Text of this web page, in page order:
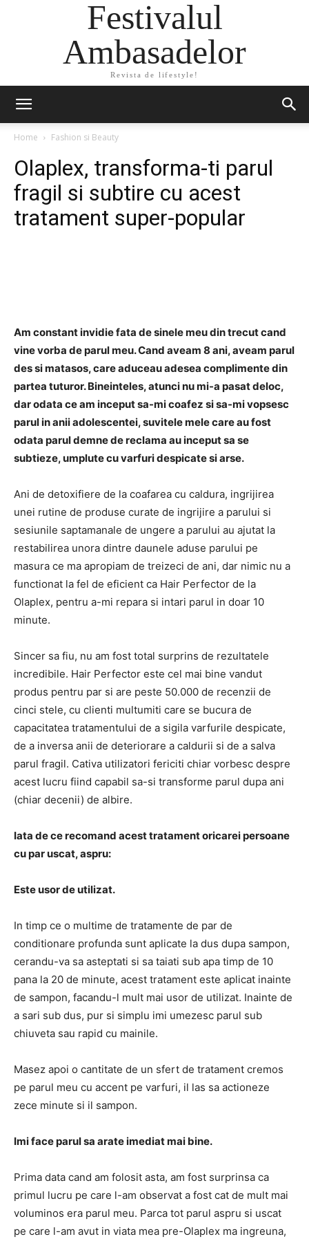
Festivalul
Ambasadelor
Revista de lifestyle!
Home Fashion si Beauty
Olaplex, transforma-ti parul
fragil si subtire cu acest
tratament super-popular
Am constant invidie fata de sinele meu din trecut cand
vine vorba de parul meu. Cand aveam 8 ani, aveam parul
des si matasos, care aduceau adesea complimente din
partea tuturor. Bineinteles, atunci nu mi-a pasat deloc,
dar odata ce am inceput sa-mi coafez si sa-mi vopsesc
parul in anii adolescentei, suvitele mele care au fost
odata parul demne de reclama au inceput sa se
subtieze, umplute cu varfuri despicate si arse.
Ani de detoxifiere de la coafarea cu caldura, ingrijirea
unei rutine de produse curate de ingrijire a parului si
sesiunile saptamanale de ungere a parului au ajutat la
restabilirea unora dintre daunele aduse parului pe
masura ce ma apropiam de treizeci de ani, dar nimic nu a
functionat la fel de eficient ca Hair Perfector de la
Olaplex, pentru a-mi repara si intari parul in doar 10
minute.
Sincer sa fiu, nu am fost total surprins de rezultatele
incredibile. Hair Perfector este cel mai bine vandut
produs pentru par si are peste 50.000 de recenzii de
cinci stele, cu clienti multumiti care se bucura de
capacitatea tratamentului de a sigila varfurile despicate,
de a inversa anii de deteriorare a caldurii si de a salva
parul fragil. Cativa utilizatori fericiti chiar vorbesc despre
acest lucru fiind capabil sa-si transforme parul dupa ani
(chiar decenii) de albire.
Iata de ce recomand acest tratament oricarei persoane
cu par uscat, aspru:
Este usor de utilizat.
In timp ce o multime de tratamente de par de
conditionare profunda sunt aplicate la dus dupa sampon,
cerandu-va sa asteptati si sa taiati sub apa timp de 10
pana la 20 de minute, acest tratament este aplicat inainte
de sampon, facandu-l mult mai usor de utilizat. Inainte de
a sari sub dus, pur si simplu imi umezesc parul sub
chiuveta sau rapid cu mainile.
Masez apoi o cantitate de un sfert de tratament cremos
pe parul meu cu accent pe varfuri, il las sa actioneze
zece minute si il sampon.
Imi face parul sa arate imediat mai bine.
Prima data cand am folosit asta, am fost surprinsa ca
primul lucru pe care l-am observat a fost cat de mult mai
voluminos era parul meu. Parca tot parul aspru si uscat
pe care l-am avut in viata mea pre-Olaplex ma ingreuna,